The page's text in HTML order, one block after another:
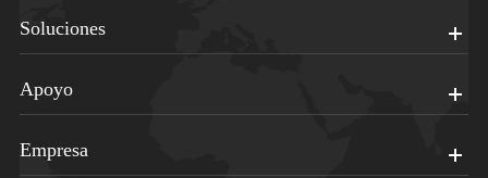
Soluciones
Apoyo
Empresa